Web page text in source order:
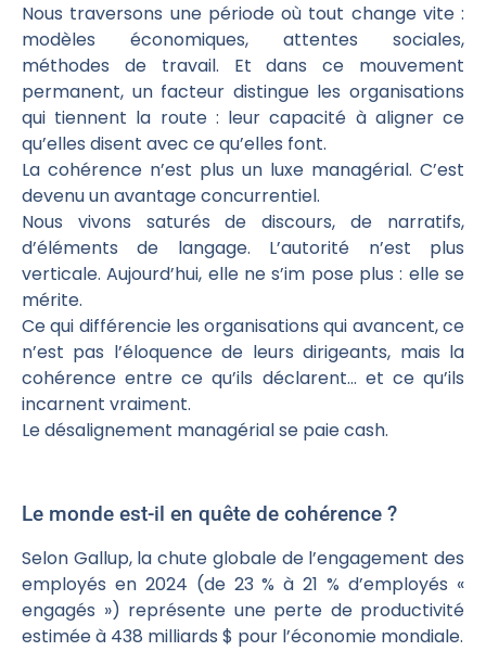
Nous traversons une période où tout change vite :
modèles économiques, attentes sociales,
méthodes de travail. Et dans ce mouvement
permanent, un facteur distingue les organisations
qui tiennent la route : leur capacité à aligner ce
qu’elles disent avec ce qu’elles font.
La cohérence n’est plus un luxe managérial. C’est
devenu un avantage concurrentiel.
Nous vivons saturés de discours, de narratifs,
d’éléments de langage. L’autorité n’est plus
verticale. Aujourd’hui, elle ne s’im pose plus : elle se
mérite.
Ce qui différencie les organisations qui avancent, ce
n’est pas l’éloquence de leurs dirigeants, mais la
cohérence entre ce qu’ils déclarent… et ce qu’ils
incarnent vraiment.
Le désalignement managérial se paie cash.
Le monde est-il en quête de cohérence ?
Selon Gallup, la chute globale de l’engagement des
employés en 2024 (de 23 % à 21 % d’employés «
engagés ») représente une perte de productivité
estimée à 438 milliards $ pour l’économie mondiale.